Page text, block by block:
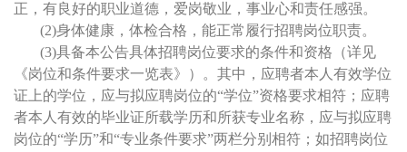
正，有良好的职业道德，爱岗敬业，事业心和责任感强。
(2)身体健康，体检合格，能正常履行招聘岗位职责。
(3)具备本公告具体招聘岗位要求的条件和资格（详见
《岗位和条件要求一览表》）。其中，应聘者本人有效学位
证上的学位，应与拟应聘岗位的“学位”资格要求相符；应聘
者本人有效的毕业证所载学历和所获专业名称，应与拟应聘
岗位的“学历”和“专业条件要求”两栏分别相符；如招聘岗位